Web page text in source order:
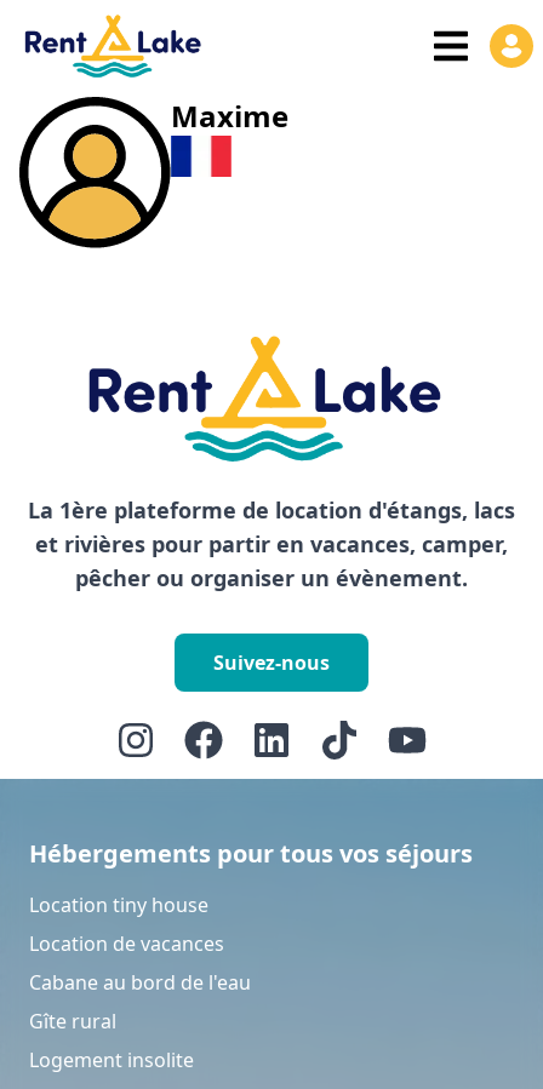
Maxime
La 1ère plateforme de location d'étangs, lacs
et rivières pour partir en vacances, camper,
pêcher ou organiser un évènement.
Suivez-nous
Hébergements pour tous vos séjours
Location tiny house
Location de vacances
Cabane au bord de l'eau
Gîte rural
Logement insolite